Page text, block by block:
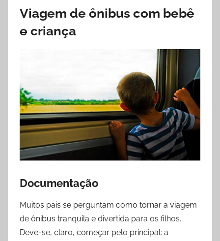
Viagem de ônibus com bebê
e criança
Documentação
Muitos pais se perguntam como tornar a viagem
de ônibus tranquila e divertida para os filhos.
Deve-se, claro, começar pelo principal: a